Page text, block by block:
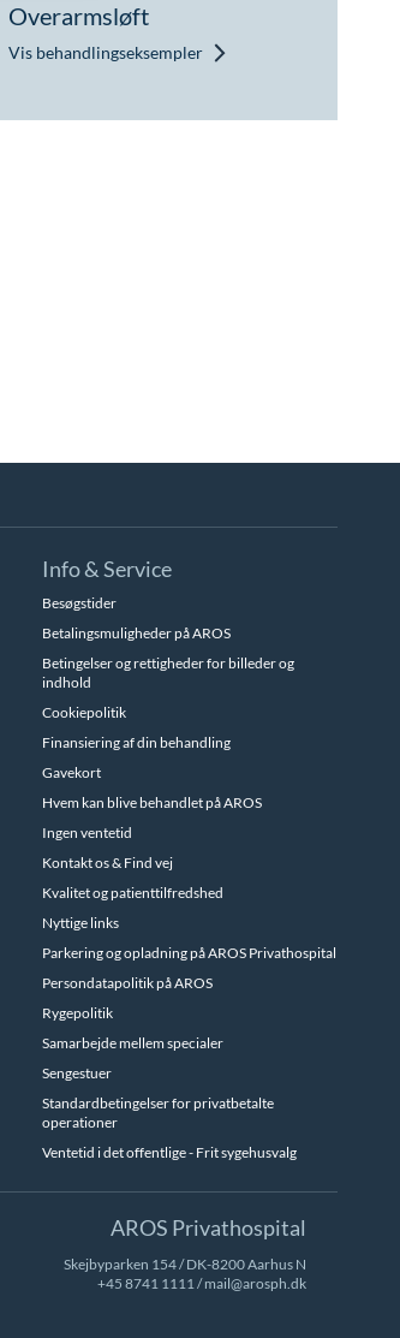
Overarmsløft
Vis behandlingseksempler
Info & Service
Besøgstider
Betalingsmuligheder på AROS
Betingelser og rettigheder for billeder og
indhold
Cookiepolitik
Finansiering af din behandling
Gavekort
Hvem kan blive behandlet på AROS
Ingen ventetid
Kontakt os & Find vej
Kvalitet og patienttilfredshed
Nyttige links
Parkering og opladning på AROS Privathospital
Persondatapolitik på AROS
Rygepolitik
Samarbejde mellem specialer
Sengestuer
Standardbetingelser for privatbetalte
operationer
Ventetid i det offentlige - Frit sygehusvalg
AROS Privathospital
Skejbyparken 154 / DK-8200 Aarhus N
+45 8741 1111/mail@arosph.dk